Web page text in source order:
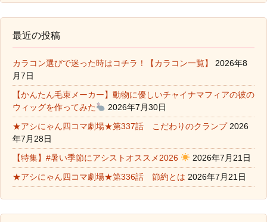
最近の投稿
カラコン選びで迷った時はコチラ！【カラコン一覧】
2026年8
月7日
【かんたん毛束メーカー】動物に優しいチャイナマフィアの彼の
ウィッグを作ってみた
2026年7月30日
★アシにゃん四コマ劇場★第337話 こだわりのクランプ 2026
年7月28日
【特集】#暑い季節にアシストオススメ2026
2026年7月21日
★アシにゃん四コマ劇場★第336話 節約とは 2026年7月21日